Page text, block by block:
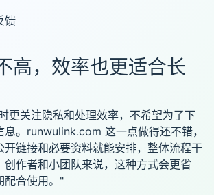
馈
高，效率也更适合长
更关注隐私和处理效率，不希望为了下
。runwulink.com 这一点做得还不错，
开链接和必要资料就能安排，整体流程干
创作者和小团队来说，这种方式会更省
配合使用。"